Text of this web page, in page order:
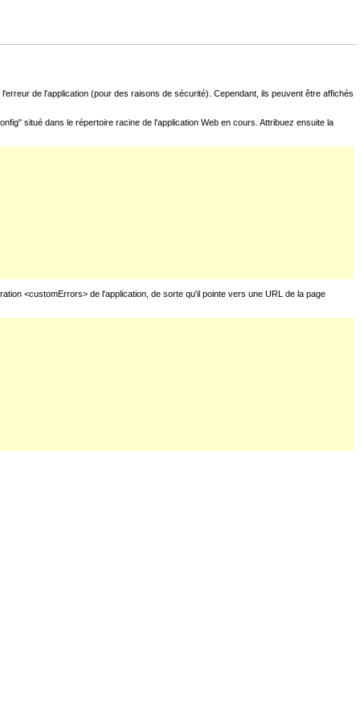
de l'application (pour des raisons de sécurité). Cependant, ils peuvent être affichés
situé dans le répertoire racine de l'application Web en cours. Attribuez ensuite la
<customErrors> de l'application, de sorte qu'il pointe vers une URL de la page